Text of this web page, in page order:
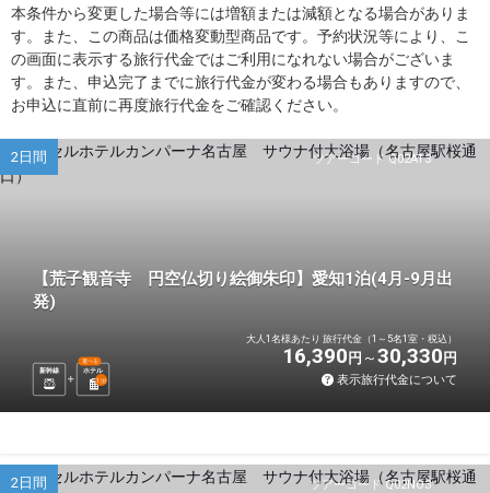
本条件から変更した場合等には増額または減額となる場合がありま
す。また、この商品は価格変動型商品です。予約状況等により、こ
の画面に表示する旅行代金ではご利用になれない場合がございま
す。また、申込完了までに旅行代金が変わる場合もありますので、
お申込に直前に再度旅行代金をご確認ください。
ツアーコード Q02AT3
2日間
【荒子観音寺 円空仏切り絵御朱印】愛知1泊(4月-9月出
発)
新幹線 ホテル
選べる
1 泊
大人1名様あたり 旅行代金（1～5名1室・税込）
16,390 円 30,330 円
表示旅行代金について
ツアーコード Q02NO3
2日間